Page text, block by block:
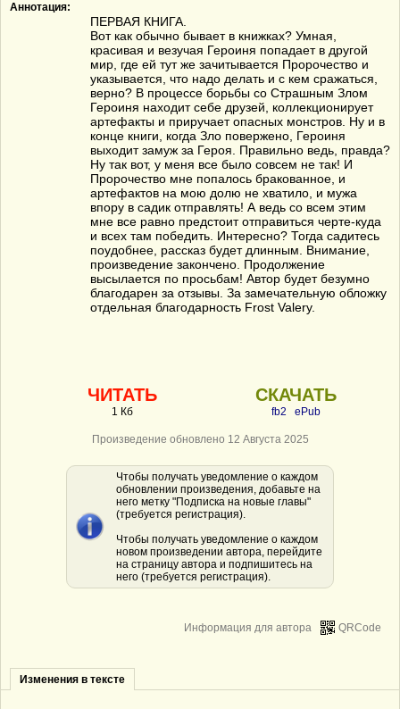
Аннотация:
ПЕРВАЯ КНИГА.
Вот как обычно бывает в книжках? Умная,
красивая и везучая Героиня попадает в другой
мир, где ей тут же зачитывается Пророчество и
указывается, что надо делать и с кем сражаться,
верно? В процессе борьбы со Страшным Злом
Героиня находит себе друзей, коллекционирует
артефакты и приручает опасных монстров. Ну и в
конце книги, когда Зло повержено, Героиня
выходит замуж за Героя. Правильно ведь, правда?
Ну так вот, у меня все было совсем не так! И
Пророчество мне попалось бракованное, и
артефактов на мою долю не хватило, и мужа
впору в садик отправлять! А ведь со всем этим
мне все равно предстоит отправиться черте-куда
и всех там победить. Интересно? Тогда садитесь
поудобнее, рассказ будет длинным. Внимание,
произведение закончено. Продолжение
высылается по просьбам! Автор будет безумно
благодарен за отзывы. За замечательную обложку
отдельная благодарность Frost Valery.
ЧИТАТЬ
1 Кб
СКАЧАТЬ
fb2 ePub
Произведение обновлено 12 Августа 2025
Чтобы получать уведомление о каждом
обновлении произведения, добавьте на
него метку "Подписка на новые главы"
(требуется регистрация).
Чтобы получать уведомление о каждом
новом произведении автора, перейдите
на страницу автора и подпишитесь на
него (требуется регистрация).
QRCode
Информация для автора
Изменения в тексте